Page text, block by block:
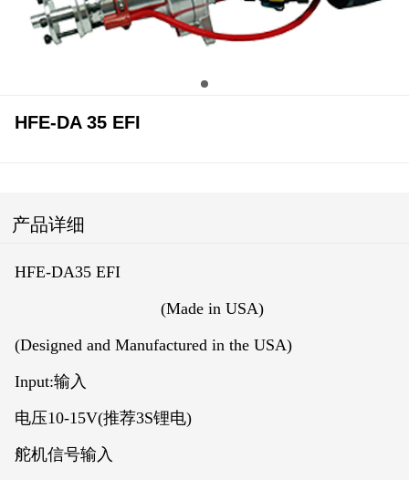
HFE-DA 35 EFI
产品详细
HFE-DA35 EFI
(Made in USA)
(Designed and Manufactured in the USA)
Input:输入
电压10-15V(推荐3S锂电)
舵机信号输入